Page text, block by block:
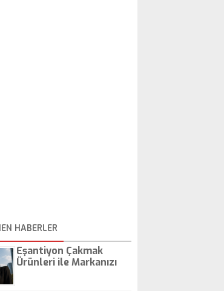
HABERLER
Eşantiyon Çakmak
Ürünleri ile Markanızı